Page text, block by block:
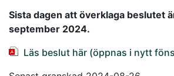
Sista dagen att överklaga beslutet
september 2024.
Läs beslut här (öppnas i nytt